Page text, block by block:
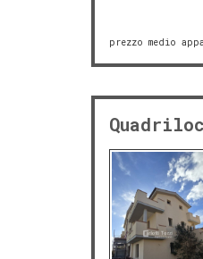
prezzo medio